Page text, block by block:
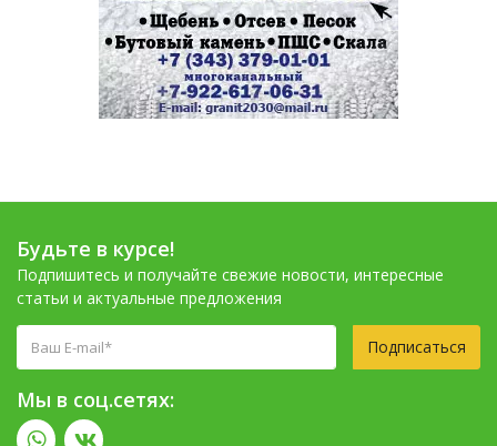
Будьте в курсе!
Подпишитесь и получайте свежие новости, интересные
статьи и актуальные предложения
Подписаться
Мы в соц.сетях: